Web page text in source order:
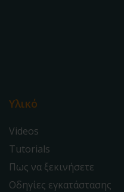
Υλικό
Videos
Tutorials
Πως να ξεκινήσετε
Οδηγίες εγκατάστασης